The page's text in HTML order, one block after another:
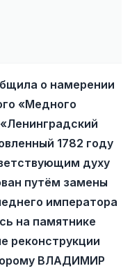
о намерении
«Медного
1782 году
духу
путём замены
императора
на памятнике
реконструкции
ВЛАДИМИР